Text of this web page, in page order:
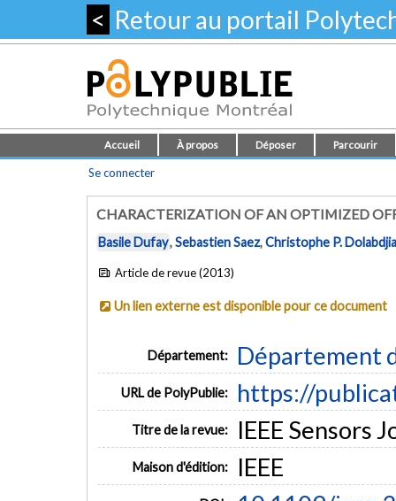
< Retour au portail
Accueil À propos Déposer Parcourir
Se connecter
CHARACTERIZATION OF AN OPTIMIZED
Basile Dufay,Sebastien Saez,Christophe P.
Article de revue (2013)
Un lien externe est disponible pour ce document
Département: Département
URL de PolyPublie: https://
Titre de la revue: IEEE Sensors
Maison d'édition: IEEE